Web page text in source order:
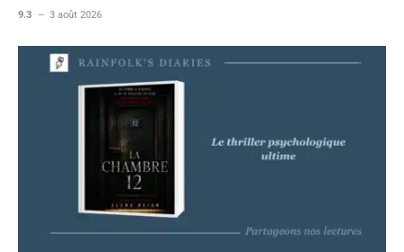
9.3 3 août 2026